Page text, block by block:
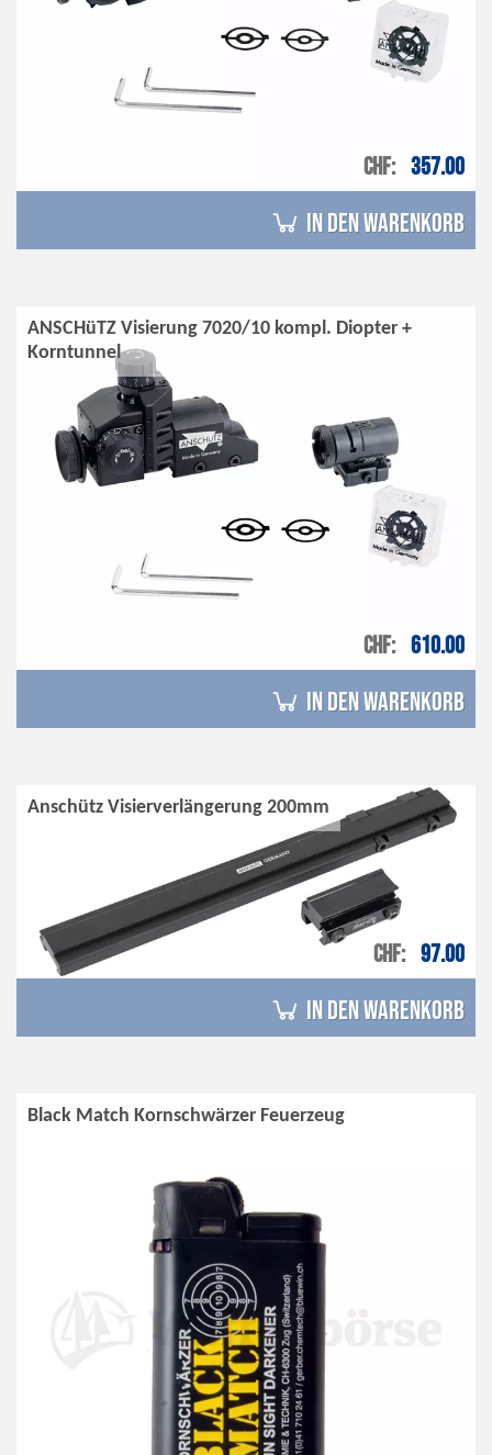
CHF 357.00
in den Warenkorb
ANSCHüTZ Visierung 7020/10 kompl. Diopter +
Korntunnel
CHF 610.00
in den Warenkorb
Anschütz Visierverlängerung 200mm
CHF 97.00
in den Warenkorb
Black Match Kornschwärzer Feuerzeug